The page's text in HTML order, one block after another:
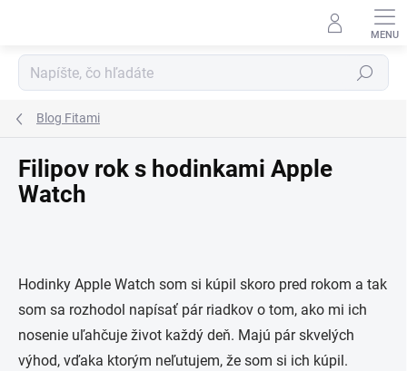
Hľadať
Blog Fitami
Filipov rok s hodinkami Apple
Watch
Hodinky Apple Watch som si kúpil skoro pred rokom a tak
som sa rozhodol napísať pár riadkov o tom, ako mi ich
nosenie uľahčuje život každý deň. Majú pár skvelých
výhod, vďaka ktorým neľutujem, že som si ich kúpil.